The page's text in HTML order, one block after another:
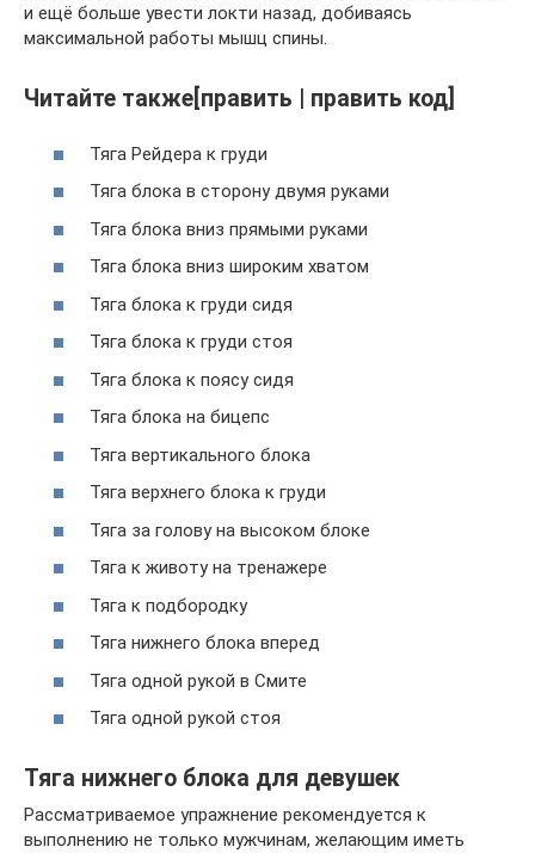
и ещё больше увести локти назад, добиваясь
максимальной работы мышц спины.
Читайте также[править | править код]
Тяга Рейдера к груди
Тяга блока в сторону двумя руками
Тяга блока вниз прямыми руками
Тяга блока вниз широким хватом
Тяга блока к груди сидя
Тяга блока к груди стоя
Тяга блока к поясу сидя
Тяга блока на бицепс
Тяга вертикального блока
Тяга верхнего блока к груди
Тяга за голову на высоком блоке
Тяга к животу на тренажере
Тяга к подбородку
Тяга нижнего блока вперед
Тяга одной рукой в Смите
Тяга одной рукой стоя
Тяга нижнего блока для девушек
Рассматриваемое упражнение рекомендуется к
выполнению не только мужчинам, желающим иметь